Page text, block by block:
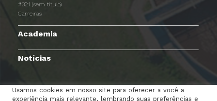
#321 (sem título)
Carreiras
Academia
Notícias
TERMOS E CONDIÇÕES AVISO DE PRIVACIDADE
Usamos cookies em nosso site para oferecer a você a
experiência mais relevante, lembrando suas preferências e